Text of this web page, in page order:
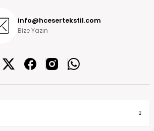
info@hcesertekstil.com
Bize Yazın